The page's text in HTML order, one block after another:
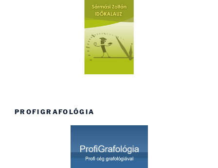
PROFIGRAFOLÓGIA